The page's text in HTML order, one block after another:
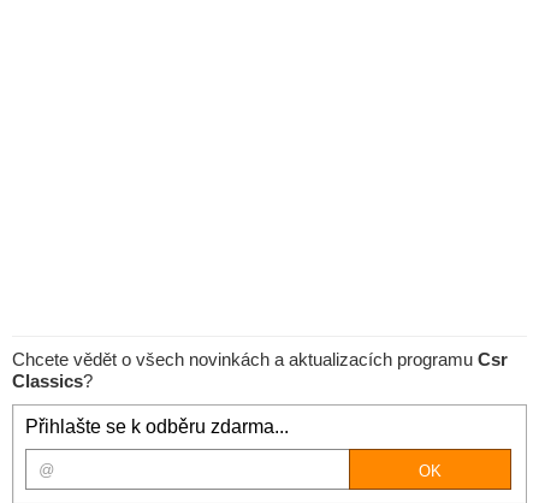
Chcete vědět o všech novinkách a aktualizacích programu Csr
Classics?
Přihlašte se k odběru zdarma...